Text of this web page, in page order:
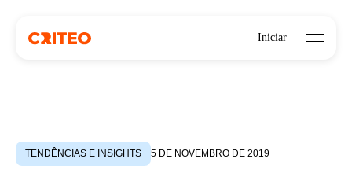
Iniciar Open
TENDÊNCIAS E INSIGHTS 5 DE NOVEMBRO DE 2019